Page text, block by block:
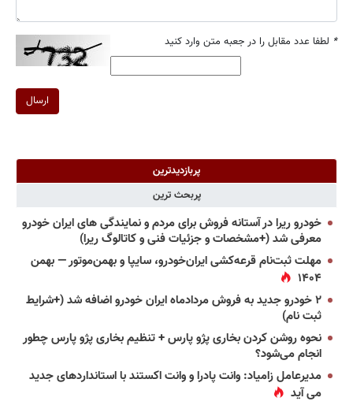
* لطفا عدد مقابل را در جعبه متن وارد کنید
ارسال
پربازدیدترین
پربحث ترین
خودرو ریرا در آستانه فروش برای مردم و نمایندگی های ایران خودرو
معرفی شد (+مشخصات و جزئیات فنی و کاتالوگ ریرا)
مهلت ثبت‌نام قرعه‌کشی ایران‌خودرو، سایپا و بهمن‌موتور — بهمن
۱۴۰۴
۲ خودرو جدید به فروش مردادماه ایران خودرو اضافه شد (+شرایط
ثبت نام)
نحوه روشن کردن بخاری پژو پارس + تنظیم بخاری پژو پارس چطور
انجام می‌شود؟
مدیرعامل زامیاد: وانت پادرا و وانت اکستند با استانداردهای جدید
می آید